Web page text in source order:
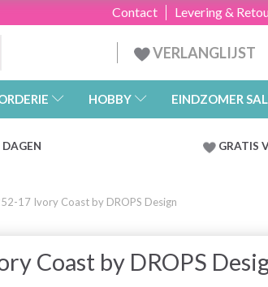
Levering &
Contact
VERLANGLIJST
HOBBY EINDZOMER
GRATIS
17 Ivory Coast by DROPS Design
Coast by DROPS